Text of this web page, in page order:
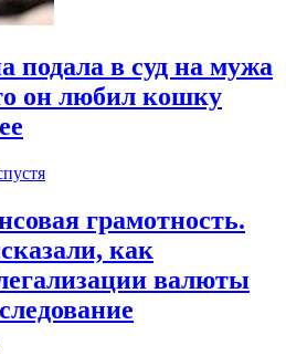
подала в суд на мужа
он любил кошку
грамотность.
как
валюты